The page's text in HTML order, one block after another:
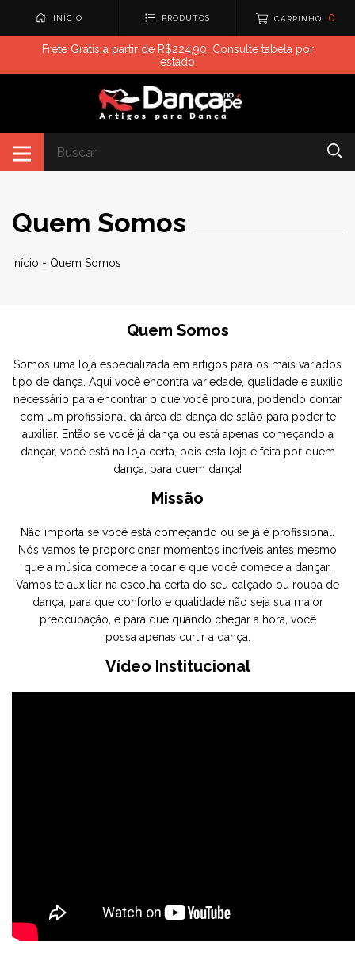
INÍCIO PRODUTOS CARRINHO 0
Frete Grátis a partir de R$224,90. Consulte tabela por
estado
Quem Somos
Início - Quem Somos
Quem Somos
Somos uma loja especializada em artigos para os mais variados
tipo de dança. Aqui você encontra variedade, qualidade e auxílio
necessário para encontrar o que você procura, podendo contar
com um profissional da área da dança de salão para poder te
auxiliar. Então se você já dança ou está apenas começando a
dançar, você está na loja certa, pois esta loja é feita por quem
dança, para quem dança!
Missão
Não importa se você está começando ou se já é profissional.
Nós vamos te proporcionar momentos incríveis antes mesmo
que a música comece a tocar e que você comece a dançar.
Vamos te auxiliar na escolha certa do seu calçado ou roupa de
dança, para que conforto e qualidade não seja sua maior
preocupação, e para que quando chegar a hora, você
possa apenas curtir a dança.
Vídeo Institucional